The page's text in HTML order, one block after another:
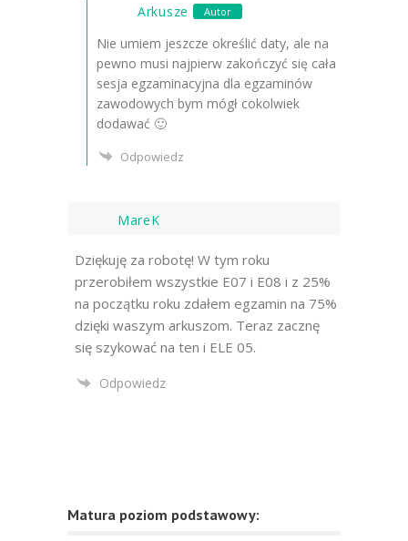
Arkusze Autor
Nie umiem jeszcze określić daty, ale na
pewno musi najpierw zakończyć się cała
sesja egzaminacyjna dla egzaminów
zawodowych bym mógł cokolwiek
dodawać 🙂
Odpowiedz
MareK
Dziękuję za robotę! W tym roku
przerobiłem wszystkie E07 i E08 i z 25%
na początku roku zdałem egzamin na 75%
dzięki waszym arkuszom. Teraz zacznę
się szykować na ten i ELE 05.
Odpowiedz
Matura poziom podstawowy: